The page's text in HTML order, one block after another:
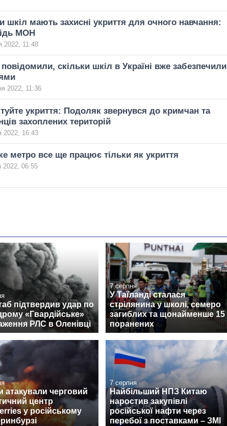
шкіл мають захисні укриття для очного навчання:
МОН
2022, 11:48
скільки шкіл в Україні вже забезпечили
2022, 11:36
укриття: Подоляк звернувся до кримчан та
захоплених територій
2022, 16:43
метро все ще працює тільки як укриття
2022, 06:55
підтвердив удар по
«Гвардійське»
РЛС в Оленівці
7 серпня
У Таїланді сталася
стрілянина у школі, семеро
загиблих та щонайменше 15
поранених
атакували черговий
центр
у російському
7 серпня
Найбільший НПЗ Китаю
наростив закупівлі
російської нафти через
перебої з поставками – ЗМІ